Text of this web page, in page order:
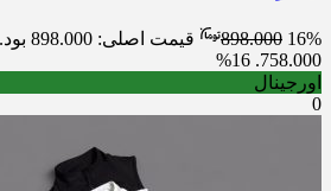
16%
898.000 قیمت اصلی: 898.000 بود.
758.000.
16%
اورجینال
0